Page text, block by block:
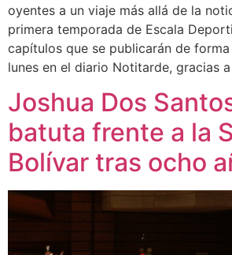
oyentes a un viaje más allá de la
primera temporada de Escala
capítulos que se publicarán de
lunes en el diario Notitarde, gracias
Joshua Dos
batuta frente a la
Bolívar tras ocho